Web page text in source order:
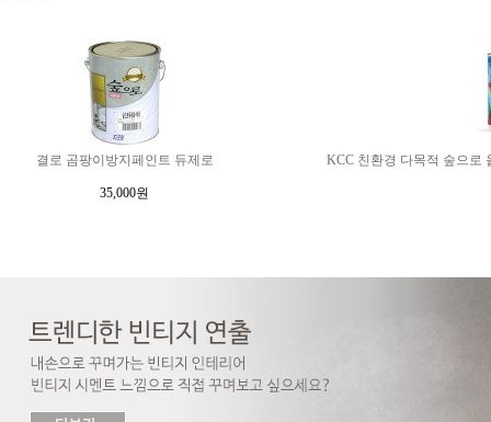
결로 곰팡이방지페인트 듀제로
35,000원
KCC 친환경 다목적 숲으로